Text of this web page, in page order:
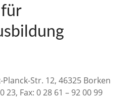
Str. 12, 46325 Borken
23, Fax: 0 28 61 – 92 00 99